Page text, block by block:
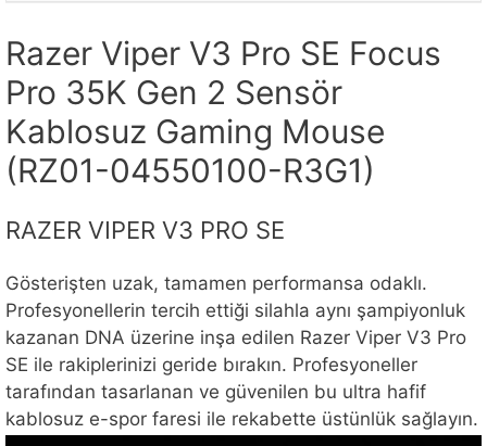
Razer Viper V3 Pro SE Focus
Pro 35K Gen 2 Sensör
Kablosuz Gaming Mouse
(RZ01-04550100-R3G1)
RAZER VIPER V3 PRO SE
Gösterişten uzak, tamamen performansa odaklı.
Profesyonellerin tercih ettiği silahla aynı şampiyonluk
kazanan DNA üzerine inşa edilen Razer Viper V3 Pro
SE ile rakiplerinizi geride bırakın. Profesyoneller
tarafından tasarlanan ve güvenilen bu ultra hafif
kablosuz e-spor faresi ile rekabette üstünlük sağlayın.